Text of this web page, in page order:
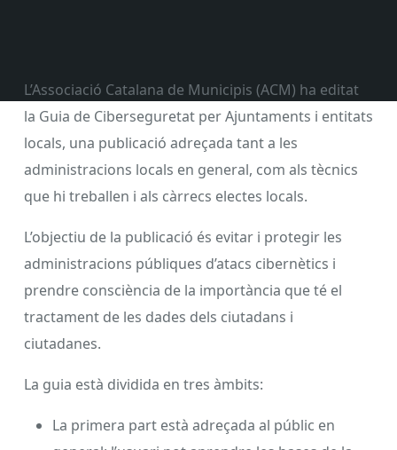
L’Associació Catalana de Municipis (ACM) ha editat
la Guia de Ciberseguretat per Ajuntaments i entitats
locals, una publicació adreçada tant a les
administracions locals en general, com als tècnics
que hi treballen i als càrrecs electes locals.
L’objectiu de la publicació és evitar i protegir les
administracions públiques d’atacs cibernètics i
prendre consciència de la importància que té el
tractament de les dades dels ciutadans i
ciutadanes.
La guia està dividida en tres àmbits:
La primera part està adreçada al públic en